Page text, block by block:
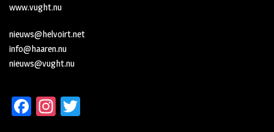
www.vught.nu
nieuws@helvoirt.net
info@haaren.nu
nieuws@vught.nu
Fa In